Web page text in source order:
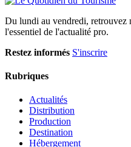
Du lundi au vendredi, retrouvez
l'essentiel de l'actualité pro.
Restez informés S'inscrire
Rubriques
Actualités
Distribution
Production
Destination
Hébergement